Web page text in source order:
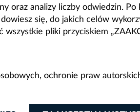
oraz analizy liczby odwiedzin.
się, do jakich celów
pliki przyciskiem
ochronie praw